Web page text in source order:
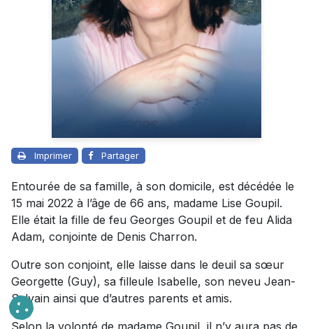
Imprimer Partager
Entourée de sa famille, à son domicile, est décédée le
15 mai 2022 à l’âge de 66 ans, madame Lise Goupil.
Elle était la fille de feu Georges Goupil et de feu Alida
Adam, conjointe de Denis Charron.
Outre son conjoint, elle laisse dans le deuil sa sœur
Georgette (Guy), sa filleule Isabelle, son neveu Jean-
Sylvain ainsi que d’autres parents et amis.
Selon la volonté de madame Goupil, il n’y aura pas de